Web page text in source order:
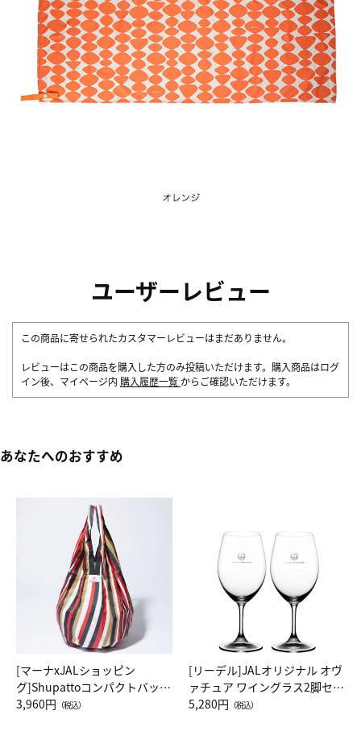
ユーザーレビュー
この商品に寄せられたカスタマーレビューはまだありません。
レビューはこの商品を購入した方のみ投稿いただけます。購入商品はログ
イン後、マイページ内 購入履歴一覧 からご確認いただけます。
あなたへのおすすめ
[マーナxJALショッピン
グ]Shupattoコンパクトバッグ
Drop JAL客室乗務員（LC）ス
3,960円 （税込）
[リーデル]JALオリジナル オヴ
ァチュア ワイングラス2脚セッ
ト（レッドワイン）
5,280円 （税込）